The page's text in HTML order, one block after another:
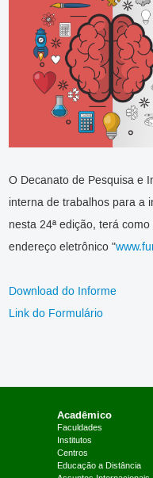
O Decanato de Pesquisa e
interna de trabalhos para a
nesta 24ª edição, terá
endereço eletrônico "
Download do Informe
Link do Formulário
Acadêmico
Faculdades
Institutos
Centros
Educação a Distância